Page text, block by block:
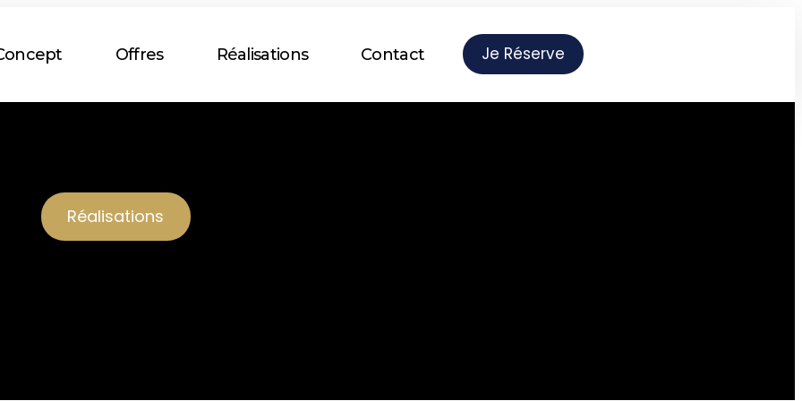
Offres Réalisations Contact Je Réserve
Réalisations